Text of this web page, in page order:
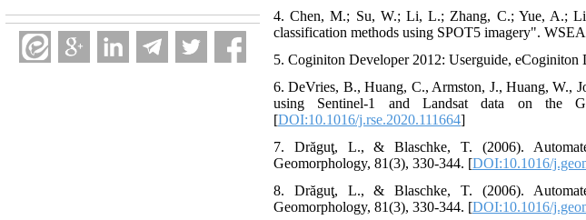
4. Chen, M.; Su, W.; Li, L.; Zhang, C.; Yue, A.;
classification methods using SPOT5 imagery".
5. Coginiton Developer 2012: Userguide, eCoginiton
6. DeVries, B., Huang, C., Armston, J., Huang, W.,
using Sentinel-1 and Landsat data on the
[DOI:10.1016/j.rse.2020.111664]
7. Drăguţ, L., & Blaschke, T. (2006).
Geomorphology, 81(3), 330-344. [DOI:10.1016/
8. Drăguţ, L., & Blaschke, T. (2006).
Geomorphology, 81(3), 330-344. [DOI:10.1016/